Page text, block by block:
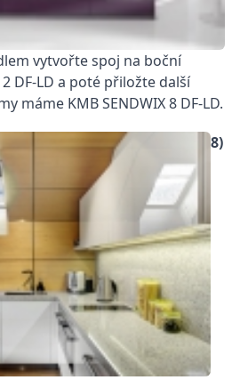
vytvořte spoj na boční
DF-LD a poté přiložte další
máme KMB SENDWIX 8 DF-LD.
8)